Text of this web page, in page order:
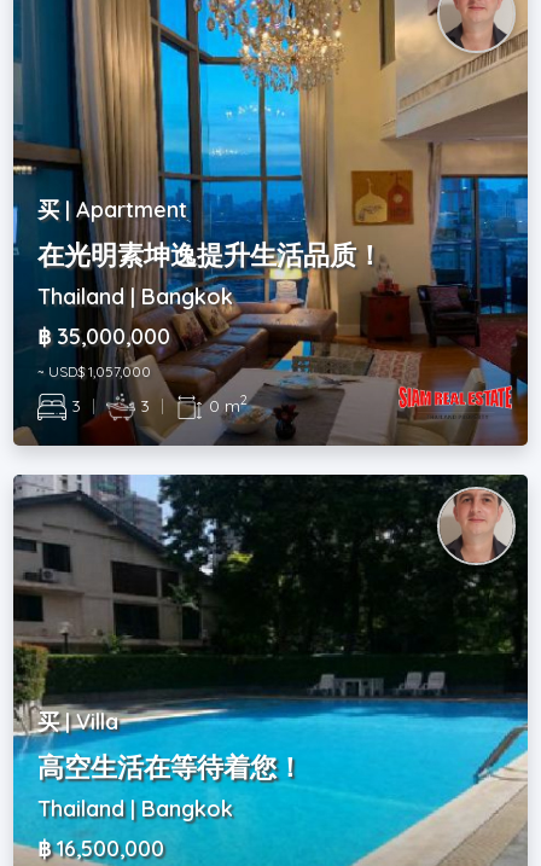
买 | Apartment
在光明素坤逸提升生活品质！
Thailand | Bangkok
฿ 35,000,000
~ USD$ 1,057,000
3 | 3 | 0 m2
买 | Villa
高空生活在等待着您！
Thailand | Bangkok
฿ 16,500,000